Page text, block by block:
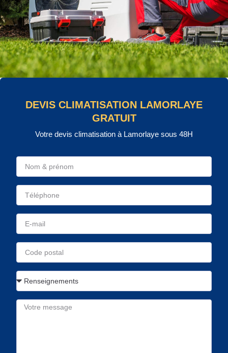
DEVIS CLIMATISATION LAMORLAYE
GRATUIT
Votre devis climatisation à Lamorlaye sous 48H